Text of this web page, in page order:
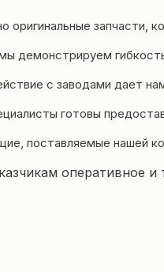
запчасти,
демонстрируем
с заводами дает
готовы
поставляемые нашей
оперативное и